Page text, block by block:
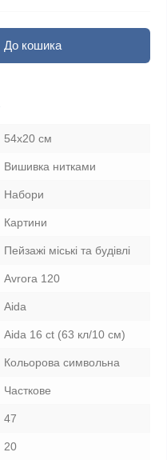
До кошика
54x20 см
Вишивка нитками
Набори
Картини
Пейзажі міські та будівлі
Avrora 120
Aida
Aida 16 ct (63 кл/10 см)
Кольорова символьна
Часткове
47
20